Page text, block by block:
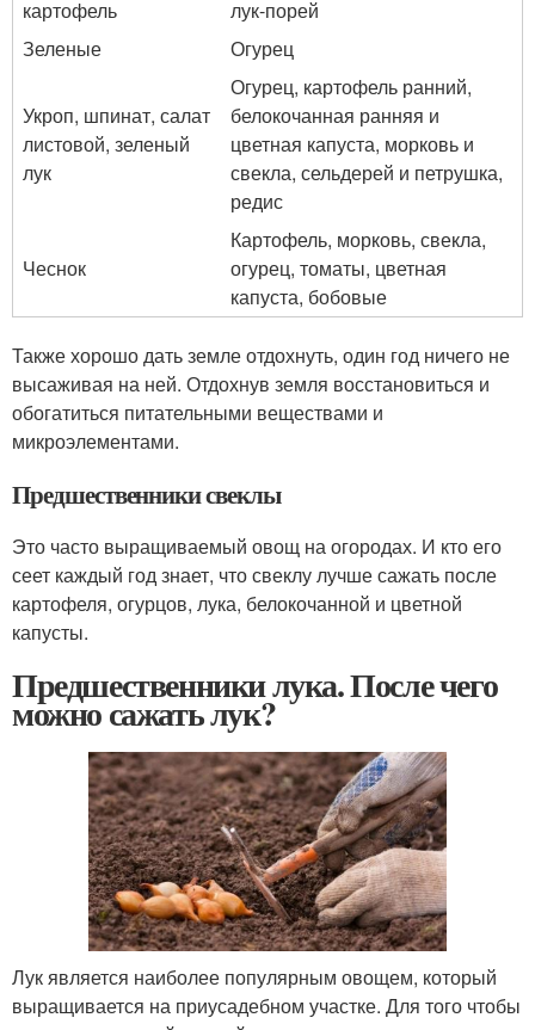
картофель
лук-порей
Зеленые
Огурец
Укроп, шпинат, салат
листовой, зеленый
лук
Огурец, картофель ранний,
белокочанная ранняя и
цветная капуста, морковь и
свекла, сельдерей и петрушка,
редис
Чеснок
Картофель, морковь, свекла,
огурец, томаты, цветная
капуста, бобовые
Также хорошо дать земле отдохнуть, один год ничего не
высаживая на ней. Отдохнув земля восстановиться и
обогатиться питательными веществами и
микроэлементами.
Предшественники свеклы
Это часто выращиваемый овощ на огородах. И кто его
сеет каждый год знает, что свеклу лучше сажать после
картофеля, огурцов, лука, белокочанной и цветной
капусты.
Предшественники лука. После чего
можно сажать лук?
Лук является наиболее популярным овощем, который
выращивается на приусадебном участке. Для того чтобы